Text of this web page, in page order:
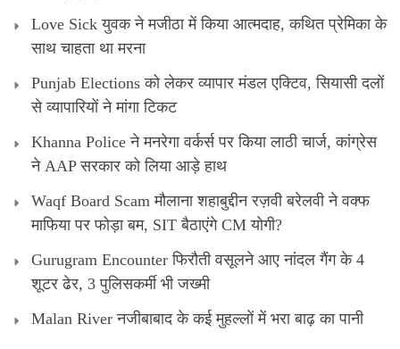
Love Sick युवक ने मजीठा में किया आत्मदाह, कथित प्रेमिका के
साथ चाहता था मरना
Punjab Elections को लेकर व्यापार मंडल एक्टिव, सियासी दलों
से व्यापारियों ने मांगा टिकट
Khanna Police ने मनरेगा वर्कर्स पर किया लाठी चार्ज, कांग्रेस
ने AAP सरकार को लिया आड़े हाथ
Waqf Board Scam मौलाना शहाबुद्दीन रज़वी बरेलवी ने वक्फ
माफिया पर फोड़ा बम, SIT बैठाएंगे CM योगी?
Gurugram Encounter फिरौती वसूलने आए नांदल गैंग के 4
शूटर ढेर, 3 पुलिसकर्मी भी जख्मी
Malan River नजीबाबाद के कई मुहल्लों में भरा बाढ़ का पानी